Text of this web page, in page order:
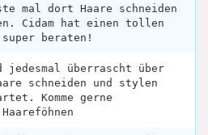
mal dort Haare schneiden
Cidam hat einen tollen
super beraten!
überrascht über
schneiden und stylen
Komme gerne